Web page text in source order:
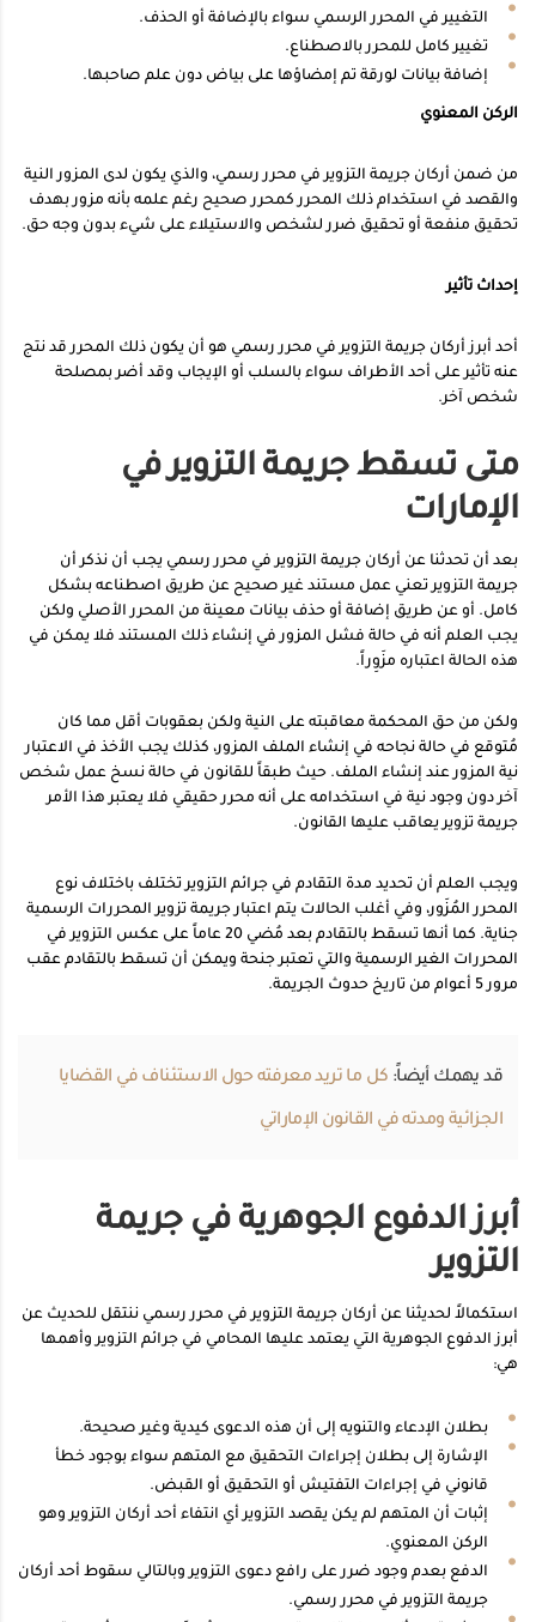
التغيير في المحرر الرسمي سواء بالإضافة أو الحذف.
تغيير كامل للمحرر بالاصطناع.
إضافة بيانات لورقة تم إمضاؤها على بياض دون علم صاحبها.
الركن المعنوي
من ضمن أركان جريمة التزوير في محرر رسمي، والذي يكون لدى المزور النية
والقصد في استخدام ذلك المحرر كمحرر صحيح رغم علمه بأنه مزور بهدف
تحقيق منفعة أو تحقيق ضرر لشخص والاستيلاء على شيء بدون وجه حق.
إحداث تأثير
أحد أبرز أركان جريمة التزوير في محرر رسمي هو أن يكون ذلك المحرر قد نتج
عنه تأثير على أحد الأطراف سواء بالسلب أو الإيجاب وقد أضر بمصلحة
شخص آخر.
متى تسقط جريمة التزوير في
الإمارات
بعد أن تحدثنا عن أركان جريمة التزوير في محرر رسمي يجب أن نذكر أن
جريمة التزوير تعني عمل مستند غير صحيح عن طريق اصطناعه بشكل
كامل. أو عن طريق إضافة أو حذف بيانات معينة من المحرر الأصلي ولكن
يجب العلم أنه في حالة فشل المزور في إنشاء ذلك المستند فلا يمكن في
هذه الحالة اعتباره مزَوِراً.
ولكن من حق المحكمة معاقبته على النية ولكن بعقوبات أقل مما كان
مُتوقع في حالة نجاحه في إنشاء الملف المزور، كذلك يجب الأخذ في الاعتبار
نية المزور عند إنشاء الملف. حيث طبقاً للقانون في حالة نسخ عمل شخص
آخر دون وجود نية في استخدامه على أنه محرر حقيقي فلا يعتبر هذا الأمر
جريمة تزوير يعاقب عليها القانون.
ويجب العلم أن تحديد مدة التقادم في جرائم التزوير تختلف باختلاف نوع
المحرر المُزَور، وفي أغلب الحالات يتم اعتبار جريمة تزوير المحررات الرسمية
جناية. كما أنها تسقط بالتقادم بعد مُضي 20 عاماً على عكس التزوير في
المحررات الغير الرسمية والتي تعتبر جنحة ويمكن أن تسقط بالتقادم عقب
مرور 5 أعوام من تاريخ حدوث الجريمة.
قد يهمك أيضاً: كل ما تريد معرفته حول الاستئناف في القضايا
الجزائية ومدته في القانون الإماراتي
أبرز الدفوع الجوهرية في جريمة
التزوير
استكمالاً لحديثنا عن أركان جريمة التزوير في محرر رسمي ننتقل للحديث عن
أبرز الدفوع الجوهرية التي يعتمد عليها المحامي في جرائم التزوير وأهمها
هي:
بطلان الإدعاء والتنويه إلى أن هذه الدعوى كيدية وغير صحيحة.
الإشارة إلى بطلان إجراءات التحقيق مع المتهم سواء بوجود خطأ
قانوني في إجراءات التفتيش أو التحقيق أو القبض.
إثبات أن المتهم لم يكن يقصد التزوير أي انتفاء أحد أركان التزوير وهو
الركن المعنوي.
الدفع بعدم وجود ضرر على رافع دعوى التزوير وبالتالي سقوط أحد أركان
جريمة التزوير في محرر رسمي.